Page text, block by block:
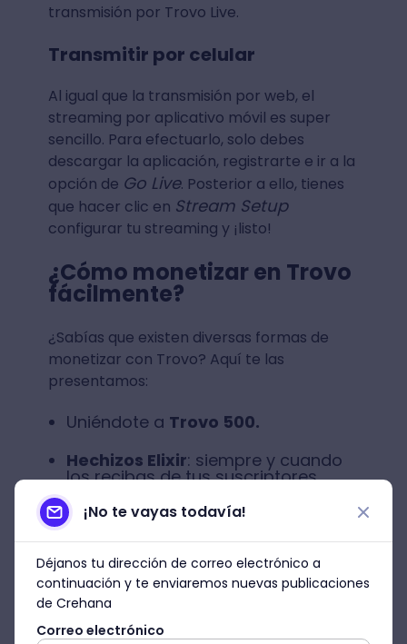
transmisión por Trovo Live.
Transmitir por celular
Al igual que la transmisión por web, el
streaming por aplicativo móvil es super
sencillo. Para efectuarlo, solo debes
descargar la aplicación, registrarte e ir a la
opción de Go Live. Posterior a ello, tienes
que hacer clic en Stream Setup
configurar tu streaming y ¡listo!
¿Cómo monetizar en Trovo
fácilmente?
¿Sabías que existen diversas formas de
monetizar con Trovo? Aquí te las
presentamos:
Uniéndote a Trovo 500.
Hechizos Elixir: siempre y cuando
los recibas de tus suscriptores.
Programa de recomendación: es el
famoso
Partnership Program. ¡Lo
explicamos más adelante!
¡Coleccionando
¡No te vayas todavía!
Déjanos tu dirección de correo electrónico a
continuación y te enviaremos nuevas publicaciones
de Crehana
Correo electrónico